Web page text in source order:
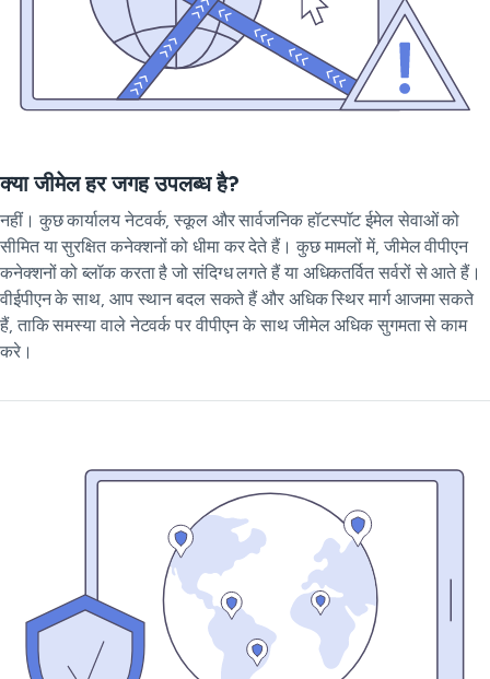
क्या जीमेल हर जगह उपलब्ध है?
नहीं। कुछ कार्यालय नेटवर्क, स्कूल और सार्वजनिक हॉटस्पॉट ईमेल सेवाओं को
सीमित या सुरक्षित कनेक्शनों को धीमा कर देते हैं। कुछ मामलों में, जीमेल वीपीएन
कनेक्शनों को ब्लॉक करता है जो संदिग्ध लगते हैं या अधिकतर्वित सर्वरों से आते हैं।
वीईपीएन के साथ, आप स्थान बदल सकते हैं और अधिक स्थिर मार्ग आजमा सकते
हैं, ताकि समस्या वाले नेटवर्क पर वीपीएन के साथ जीमेल अधिक सुगमता से काम
करे।